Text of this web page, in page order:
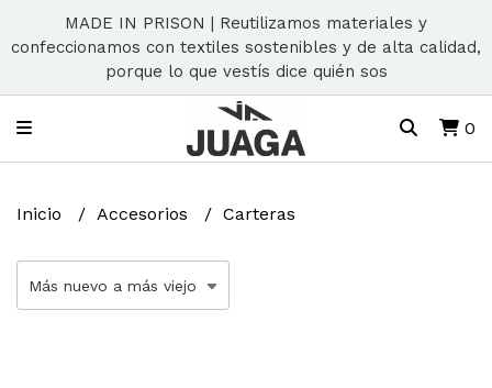
MADE IN PRISON | Reutilizamos materiales y
confeccionamos con textiles sostenibles y de alta calidad,
porque lo que vestís dice quién sos
0
Inicio Accesorios Carteras